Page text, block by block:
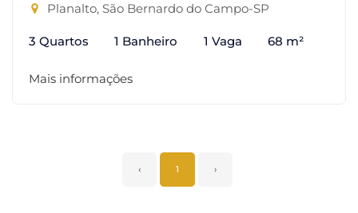
Planalto, São Bernardo do Campo-SP
3 Quartos 1 Banheiro 1 Vaga 68 m²
Mais informações
‹ 1 ›